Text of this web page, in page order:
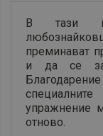
В тази
преминават
и да се
упражнение
отново.